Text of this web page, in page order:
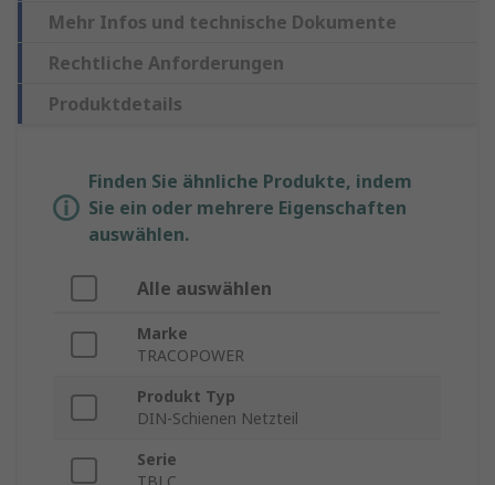
Mehr Infos und technische Dokumente
Rechtliche Anforderungen
Produktdetails
Finden Sie ähnliche Produkte, indem
Sie ein oder mehrere Eigenschaften
auswählen.
Alle auswählen
Marke
TRACOPOWER
Produkt Typ
DIN-Schienen Netzteil
Serie